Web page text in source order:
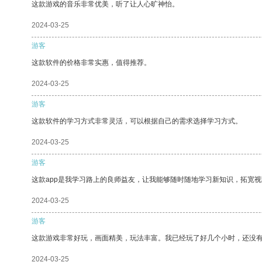
这款游戏的音乐非常优美，听了让人心旷神怡。
2024-03-25
游客
这款软件的价格非常实惠，值得推荐。
2024-03-25
游客
这款软件的学习方式非常灵活，可以根据自己的需求选择学习方式。
2024-03-25
游客
这款app是我学习路上的良师益友，让我能够随时随地学习新知识，拓宽视
2024-03-25
游客
这款游戏非常好玩，画面精美，玩法丰富。我已经玩了好几个小时，还没有
2024-03-25